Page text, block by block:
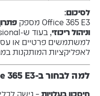
לסיכום:
Office 365 E3 מספק
וניהול ריכוזי
למשתמשים פרטיים או
לאפליקציות המותקנות
למה לבחור ב-Office 365 E3?